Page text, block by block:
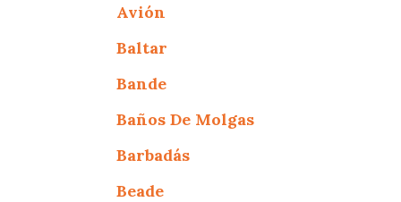
Avión
Baltar
Bande
Baños De Molgas
Barbadás
Beade